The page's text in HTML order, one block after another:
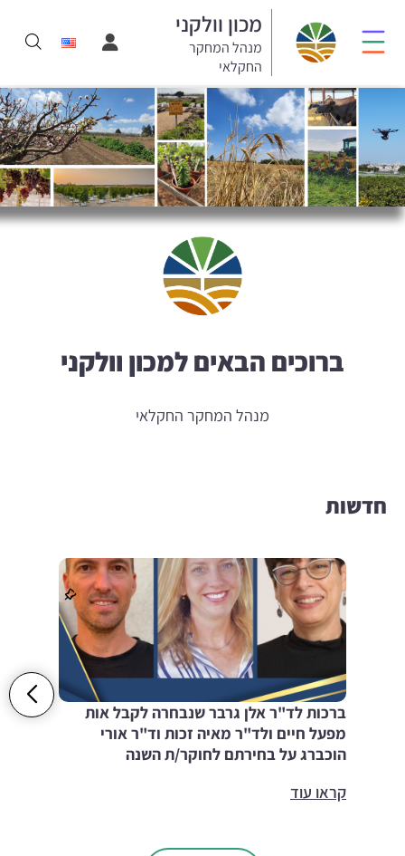
מכון וולקני
מנהל המחקר
החקלאי
ברוכים הבאים למכון וולקני
מנהל המחקר החקלאי
חדשות
ברכות לד"ר אלן גרבר שנבחרה לקבל אות
מפעל חיים ולד"ר מאיה זכות וד"ר אורי
הוכברג על בחירתם לחוקר/ת השנה
קראו עוד